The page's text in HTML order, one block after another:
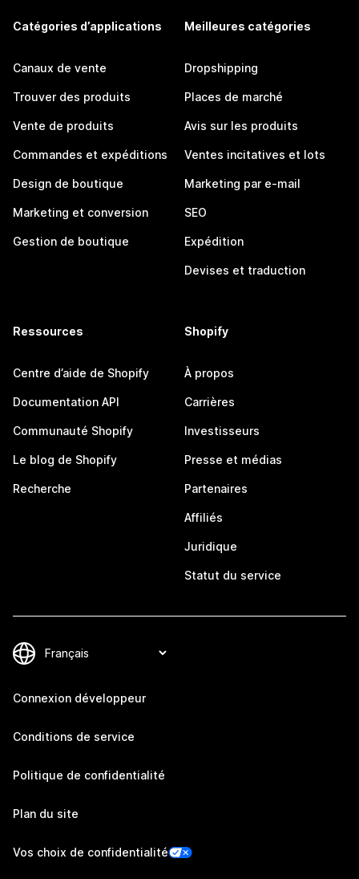
Catégories d’applications
Canaux de vente
Trouver des produits
Vente de produits
Commandes et expéditions
Design de boutique
Marketing et conversion
Gestion de boutique
Meilleures catégories
Dropshipping
Places de marché
Avis sur les produits
Ventes incitatives et lots
Marketing par e-mail
SEO
Expédition
Devises et traduction
Ressources
Centre d’aide de Shopify
Documentation API
Communauté Shopify
Le blog de Shopify
Recherche
Shopify
À propos
Carrières
Investisseurs
Presse et médias
Partenaires
Affiliés
Juridique
Statut du service
Connexion développeur
Conditions de service
Politique de confidentialité
Plan du site
Vos choix de confidentialité